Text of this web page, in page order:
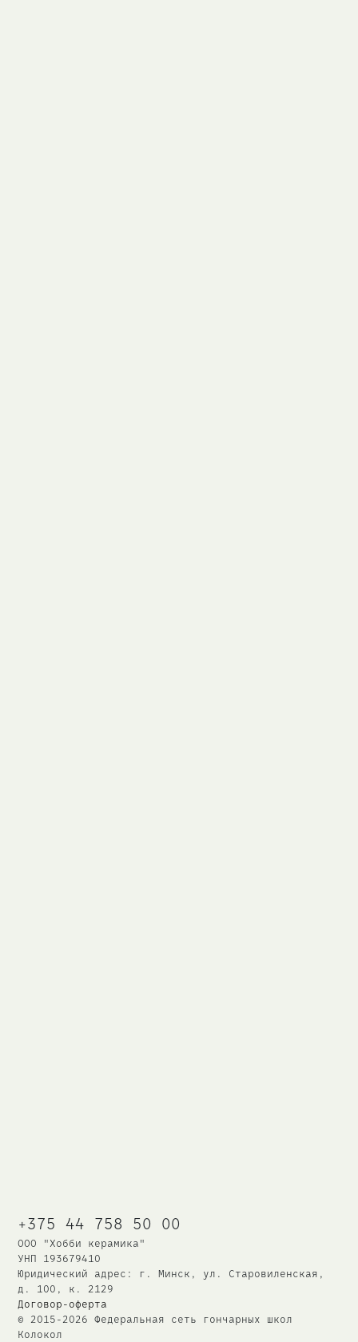
+375 44 758 50 00
ООО "Хобби керамика"
УНП 193679410
Юридический адрес: г. Минск, ул. Старовиленская,
д. 100, к. 2129
Договор-оферта
© 2015-2026 Федеральная сеть
гончарных школ
Колокол